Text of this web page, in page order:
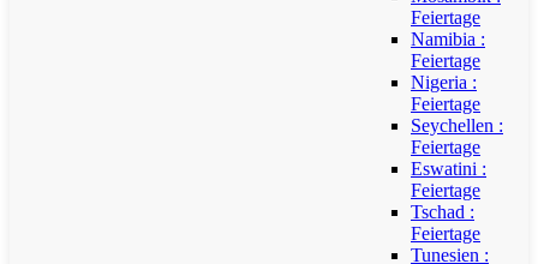
Feiertage
Namibia :
Feiertage
Nigeria :
Feiertage
Seychellen :
Feiertage
Eswatini :
Feiertage
Tschad :
Feiertage
Tunesien :